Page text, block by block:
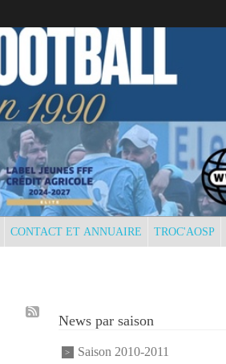
CONTACT ET ANNUAIRE TROC'AOSP
News par saison
Saison 2010-2011